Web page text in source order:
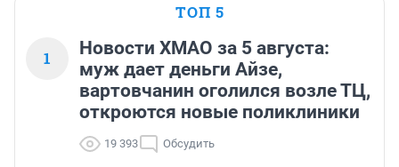
ТОП 5
1
Новости ХМАО за 5 августа:
муж дает деньги Айзе,
вартовчанин оголился возле ТЦ,
откроются новые поликлиники
19 393 Обсудить